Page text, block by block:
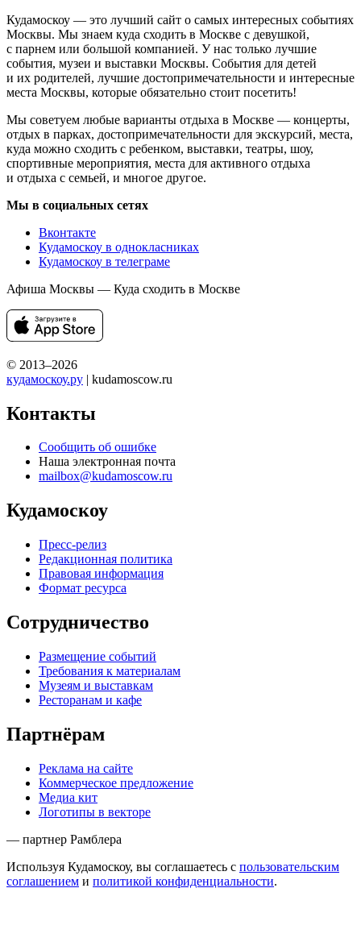
Кудамоскоу — это лучший сайт о самых интересных событиях
Москвы. Мы знаем куда сходить в Москве с девушкой,
с парнем или большой компанией. У нас только лучшие
события, музеи и выставки Москвы. События для детей
и их родителей, лучшие достопримечательности и интересные
места Москвы, которые обязательно стоит посетить!
Мы советуем любые варианты отдыха в Москве — концерты,
отдых в парках, достопримечательности для экскурсий, места,
куда можно сходить с ребенком, выставки, театры, шоу,
спортивные мероприятия, места для активного отдыха
и отдыха с семьей, и многое другое.
Мы в социальных сетях
Вконтакте
Кудамоскоу в однокласниках
Кудамоскоу в телеграме
Афиша Москвы — Куда сходить в Москве
© 2013–2026
кудамоскоу.ру | kudamoscow.ru
Контакты
Сообщить об ошибке
Наша электронная почта
mailbox@kudamoscow.ru
Кудамоскоу
Пресс-релиз
Редакционная политика
Правовая информация
Формат ресурса
Сотрудничество
Размещение событий
Требования к материалам
Музеям и выставкам
Ресторанам и кафе
Партнёрам
Реклама на сайте
Коммерческое предложение
Медиа кит
Логотипы в векторе
— партнер Рамблера
Используя Кудамоскоу, вы соглашаетесь с пользовательским
соглашением и политикой конфиденциальности.